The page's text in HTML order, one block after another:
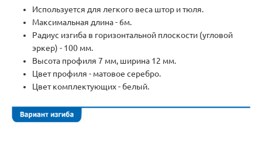
Используется для легкого веса штор и тюля.
Максимальная длина - 6м.
Радиус изгиба в горизонтальной плоскости (угловой
эркер) - 100 мм.
Высота профиля 7 мм, ширина 12 мм.
Цвет профиля - матовое серебро.
Цвет комплектующих - белый.